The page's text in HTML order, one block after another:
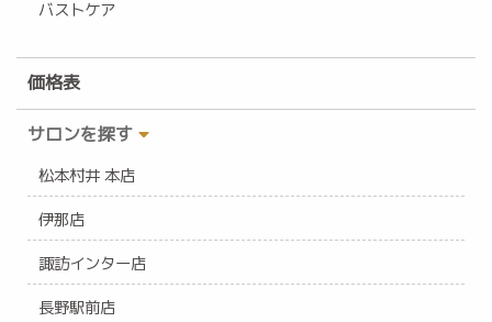
バストケア
価格表
サロンを探す
松本村井 本店
伊那店
諏訪インター店
長野駅前店